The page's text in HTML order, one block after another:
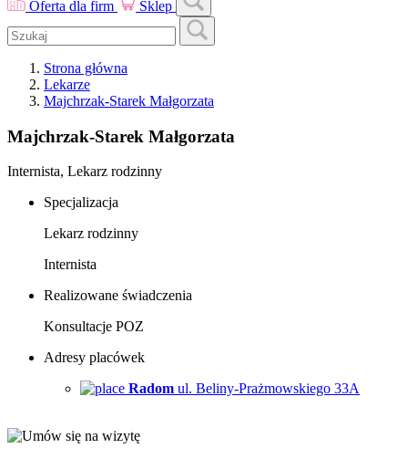
Oferta dla firm Sklep
Strona główna
Lekarze
Majchrzak-Starek Małgorzata
Majchrzak-Starek Małgorzata
Internista, Lekarz rodzinny
Specjalizacja
Lekarz rodzinny
Internista
Realizowane świadczenia
Konsultacje POZ
Adresy placówek
Radom ul. Beliny-Prażmowskiego 33A